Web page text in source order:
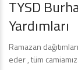
TYSD
Yardımları
Ramazan
eder , tüm